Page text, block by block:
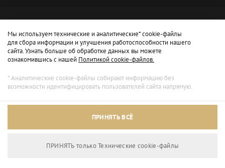
Мы используем технические и аналитические* cookie-файлы
для сбора информации и улучшения работоспособности нашего
сайта. Узнать больше об обработке данных вы можете
ознакомившись с нашей Политикой cookie-файлов.
* Аналитические cookie-файлы собирают информацию без
возможности идентифицировать пользователей сайта напрямую.
ПРИНЯТЬ ВСЁ
ПРИНЯТЬ только Технические сookie-файлы